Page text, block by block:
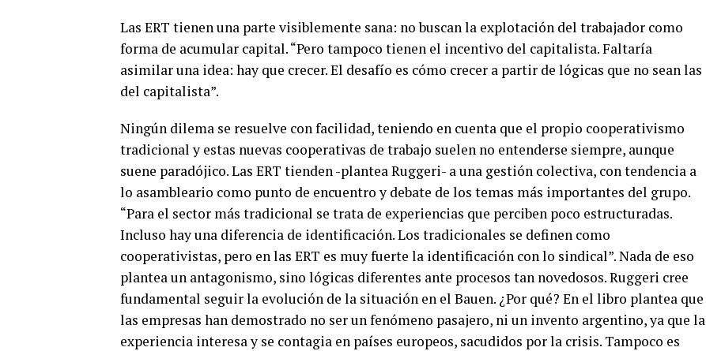
Las ERT tienen una parte visiblemente sana: no buscan la explotación del trabajador como
forma de acumular capital. “Pero tampoco tienen el incentivo del capitalista. Faltaría
asimilar una idea: hay que crecer. El desafío es cómo crecer a partir de lógicas que no sean las
del capitalista”.
Ningún dilema se resuelve con facilidad, teniendo en cuenta que el propio cooperativismo
tradicional y estas nuevas cooperativas de trabajo suelen no entenderse siempre, aunque
suene paradójico. Las ERT tienden -plantea Ruggeri- a una gestión colectiva, con tendencia a
lo asambleario como punto de encuentro y debate de los temas más importantes del grupo.
“Para el sector más tradicional se trata de experiencias que perciben poco estructuradas.
Incluso hay una diferencia de identificación. Los tradicionales se definen como
cooperativistas, pero en las ERT es muy fuerte la identificación con lo sindical”. Nada de eso
plantea un antagonismo, sino lógicas diferentes ante procesos tan novedosos. Ruggeri cree
fundamental seguir la evolución de la situación en el Bauen. ¿Por qué? En el libro plantea que
las empresas han demostrado no ser un fenómeno pasajero, ni un invento argentino, ya que la
experiencia interesa y se contagia en países europeos, sacudidos por la crisis. Tampoco es